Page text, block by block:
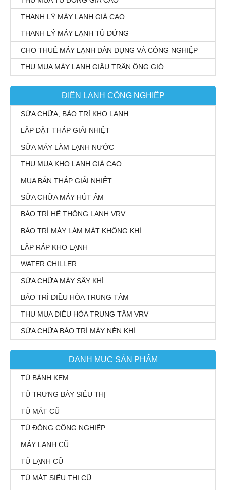
THANH LÝ MÁY LẠNH GIÁ CAO
THANH LÝ MÁY LẠNH TỦ ĐỨNG
CHO THUÊ MÁY LẠNH DÂN DỤNG VÀ CÔNG NGHIỆP
THU MUA MÁY LẠNH GIẤU TRẦN ỐNG GIÓ
ĐIỆN LẠNH CÔNG NGHIỆP
SỬA CHỮA, BẢO TRÌ KHO LẠNH
LẮP ĐẶT THÁP GIẢI NHIỆT
SỬA MÁY LÀM LẠNH NƯỚC
THU MUA KHO LẠNH GIÁ CAO
MUA BÁN THÁP GIẢI NHIỆT
SỬA CHỮA MÁY HÚT ẨM
BẢO TRÌ HỆ THỐNG LẠNH VRV
BẢO TRÌ MÁY LÀM MÁT KHÔNG KHÍ
LẮP RÁP KHO LẠNH
WATER CHILLER
SỬA CHỮA MÁY SẤY KHÍ
BẢO TRÌ ĐIỀU HÒA TRUNG TÂM
THU MUA ĐIỀU HÒA TRUNG TÂM VRV
SỬA CHỮA BẢO TRÌ MÁY NÉN KHÍ
DANH MỤC SẢN PHẨM
TỦ BÁNH KEM
TỦ TRƯNG BÀY SIÊU THỊ
TỦ MÁT CŨ
TỦ ĐÔNG CÔNG NGHIỆP
MÁY LẠNH CŨ
TỦ LẠNH CŨ
TỦ MÁT SIÊU THỊ CŨ